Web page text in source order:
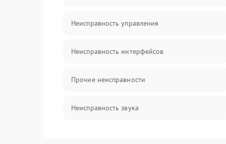
Неисправность управления
Неисправность интерфейсов
Прочие неисправности
Неисправность звука